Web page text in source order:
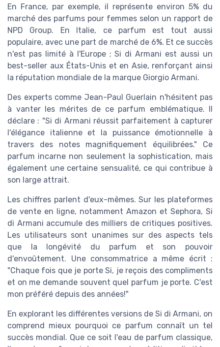
En France, par exemple, il représente environ 5% du
marché des parfums pour femmes selon un rapport de
NPD Group. En Italie, ce parfum est tout aussi
populaire, avec une part de marché de 6%. Et ce succès
n'est pas limité à l'Europe ; Si di Armani est aussi un
best-seller aux États-Unis et en Asie, renforçant ainsi
la réputation mondiale de la marque Giorgio Armani.
Des experts comme Jean-Paul Guerlain n'hésitent pas
à vanter les mérites de ce parfum emblématique. Il
déclare : "Si di Armani réussit parfaitement à capturer
l'élégance italienne et la puissance émotionnelle à
travers des notes magnifiquement équilibrées." Ce
parfum incarne non seulement la sophistication, mais
également une certaine sensualité, ce qui contribue à
son large attrait.
Les chiffres parlent d'eux-mêmes. Sur les plateformes
de vente en ligne, notamment Amazon et Sephora, Si
di Armani accumule des milliers de critiques positives.
Les utilisateurs sont unanimes sur des aspects tels
que la longévité du parfum et son pouvoir
d'envoûtement. Une consommatrice a même écrit :
"Chaque fois que je porte Si, je reçois des compliments
et on me demande souvent quel parfum je porte. C'est
mon préféré depuis des années!"
En explorant les différentes versions de Si di Armani, on
comprend mieux pourquoi ce parfum connaît un tel
succès mondial. Que ce soit l'eau de parfum classique,